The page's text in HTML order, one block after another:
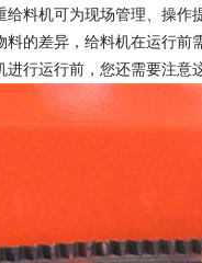
料机可为现场管理、操作
的差异，给料机在运行
行运行前，您还需要注意